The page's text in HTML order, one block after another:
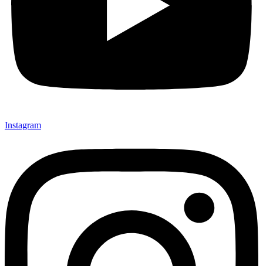
Instagram